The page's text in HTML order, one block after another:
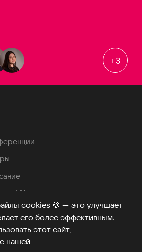
cookies 🍪 — это улучшает
его более эффективным.
этот сайт,
нашей
+3
VK
проведения
вопросы